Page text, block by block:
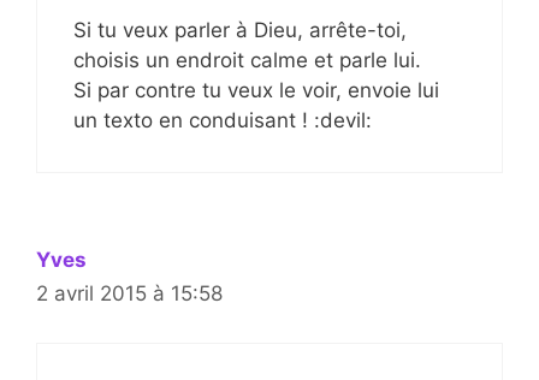
Si tu veux parler à Dieu, arrête-toi,
choisis un endroit calme et parle lui.
Si par contre tu veux le voir, envoie lui
un texto en conduisant ! :devil:
Yves
2 avril 2015 à 15:58